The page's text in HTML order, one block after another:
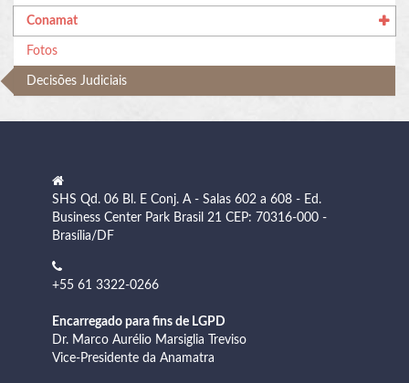
Conamat
Fotos
Decisões Judiciais
SHS Qd. 06 Bl. E Conj. A - Salas 602 a 608 - Ed.
Business Center Park Brasil 21 CEP: 70316-000 -
Brasília/DF
+55 61 3322-0266
Encarregado para fins de LGPD
Dr. Marco Aurélio Marsiglia Treviso
Vice-Presidente da Anamatra